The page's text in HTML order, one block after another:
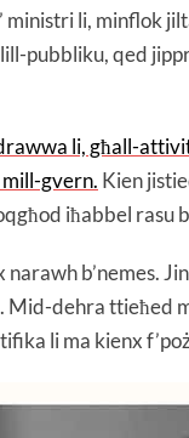
ministri li, minflok
pubbliku, qed
li, għall-
mill-gvern. Kien
iħabbel
narawh
Mid-dehra ttieħed
li ma kienx